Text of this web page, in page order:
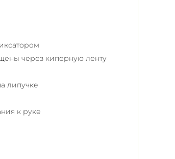
через киперную ленту
липучке
к руке